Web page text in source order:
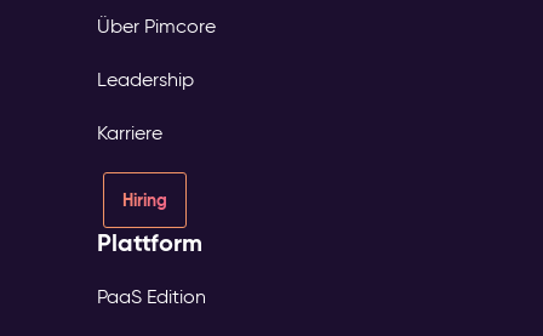
Über Pimcore
Leadership
Karriere
Hiring
Plattform
PaaS Edition